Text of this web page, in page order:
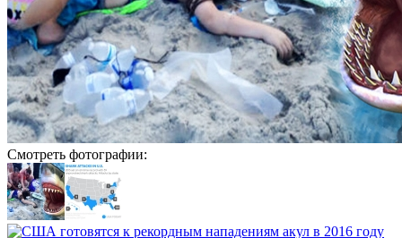
Смотреть фотографии: